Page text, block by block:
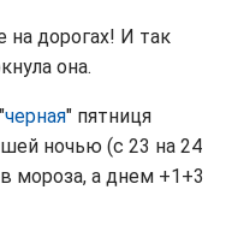
на дорогах! И так
она.
черная" пятниця
ночью (с 23 на 24
мороза, а днем +1+3